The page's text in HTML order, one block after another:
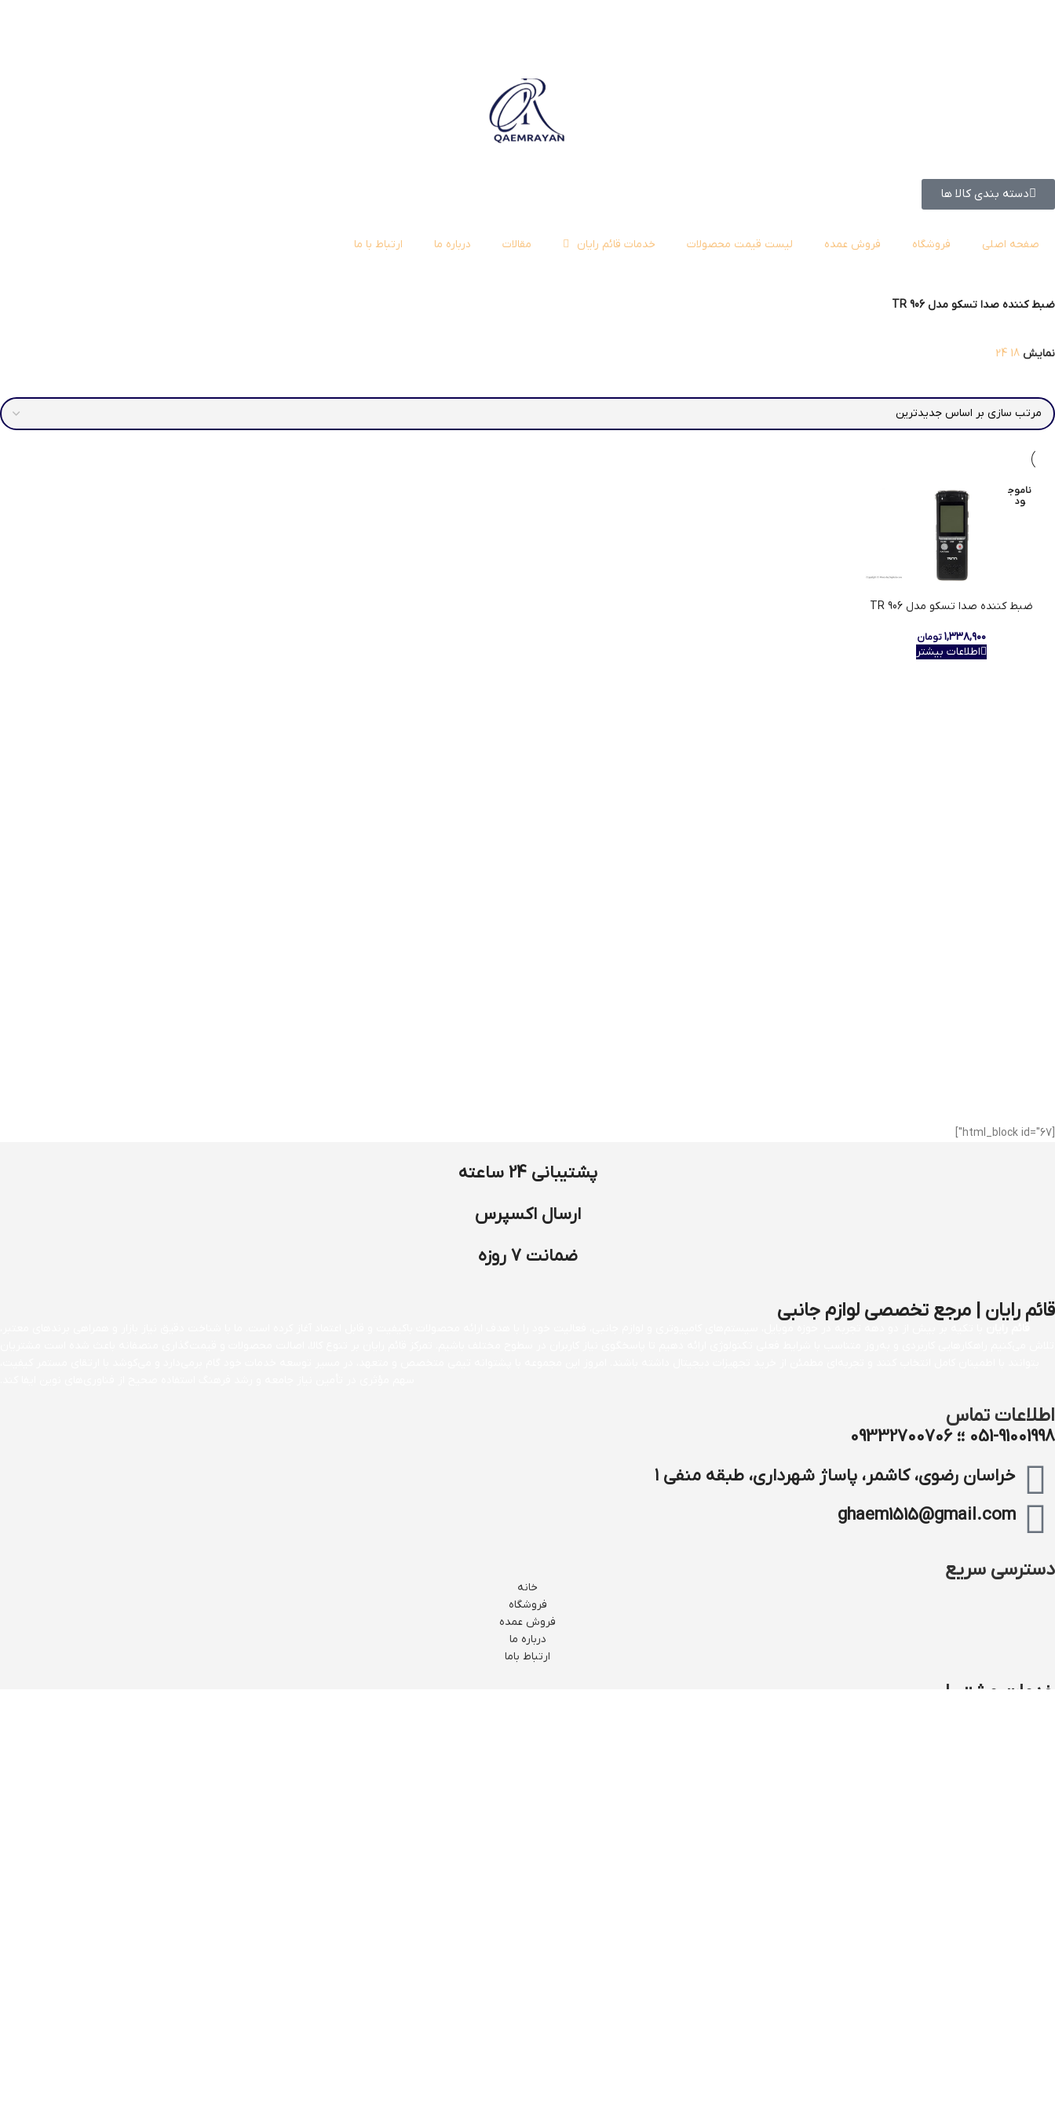
دسته بندی کالا ها
صفحه اصلی فروشگاه فروش عمده لیست قیمت محصولات خدمات قائم رایان مقالات درباره ما ارتباط با ما
ضبط کننده صدا تسکو مدل TR 906
نمایش 18
24
ناموج
ود
ضبط کننده صدا تسکو مدل TR 906
۱,۳۳۸,۹۰۰تومان
اطلاعات بیشتر
[html_block id="67"]
پشتیبانی 24 ساعته
ارسال اکسپرس
ضمانت 7 روزه
قائم رایان | مرجع تخصصی لوازم جانبی
اطلاعات تماس
051-91001998 ؛؛ 09332700706
خراسان رضوی، کاشمر، پاساژ شهرداری، طبقه منفی ۱
ghaem1515@gmail.com
دسترسی سریع
خانه
فروشگاه
فروش عمده
درباره ما
ارتباط باما
خدمات مشتریان